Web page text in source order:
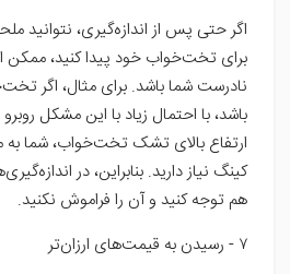
اگر حتی پس از اندازه‌گیری، نتوانید
برای تخت‌خواب خود پیدا کنید،
نادرست شما باشد. برای مثال، اگر
باشد، با احتمال زیاد با این مشکل
ارتفاع بالای تشک تخت‌خواب، شما
کینگ نیاز دارید. بنابراین، در
هم توجه کنید و آن را فراموش نکنید.
۷ - رسیدن به قیمت‌های ارزان‌تر